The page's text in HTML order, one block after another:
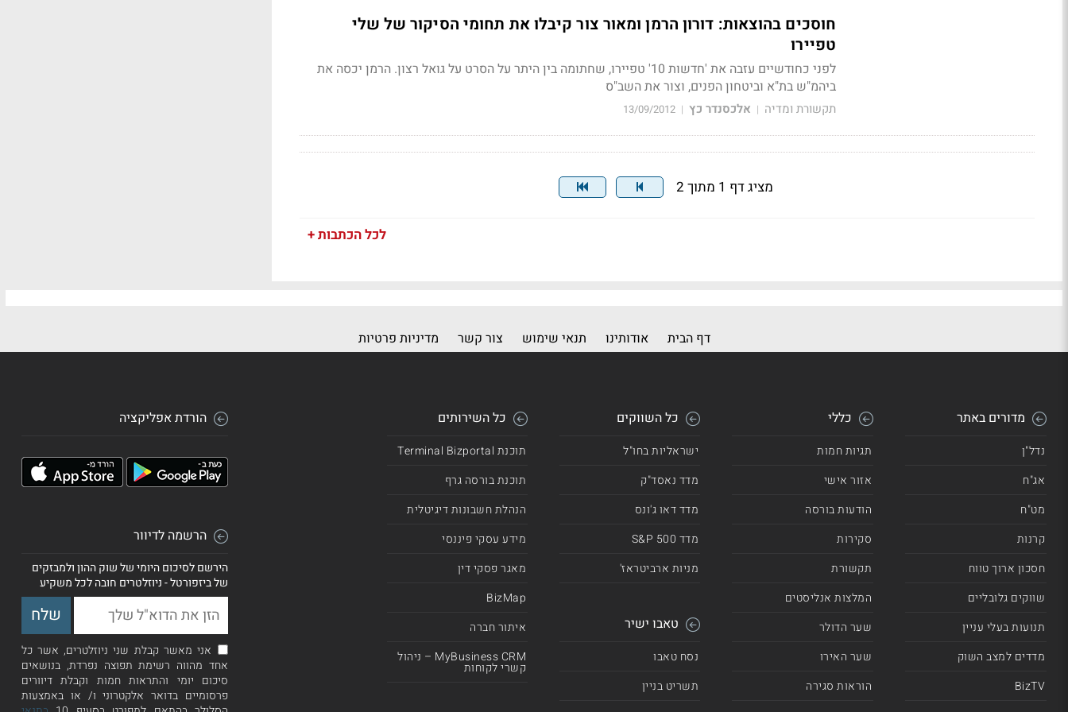
חוסכים בהוצאות: דורון הרמן ומאור צור קיבלו את תחומי הסיקור של שלי
טפיירו
לפני כחודשיים עזבה את 'חדשות 10' טפיירו, שחתומה בין היתר על הסרט על גואל רצון. הרמן יכסה את
ביהמ"ש בת"א וביטחון הפנים, וצור את השב"ס
תקשורת ומדיה | אלכסנדר כץ |
13/09/2012
מציג דף 1 מתוך 2
לכל הכתבות +
דף הבית אודותינו תנאי שימוש צור קשר מדיניות פרטיות
מדורים באתר
נדל"ן
אג"ח
מט"ח
קרנות
חסכון ארוך טווח
שווקים גלובליים
תנועות בעלי עניין
מדדים למצב השוק
BizTV
כללי
תגיות חמות
אזור אישי
הודעות בורסה
סקירות
תקשורת
המלצות אנליסטים
שער הדולר
שער האירו
הוראות סגירה
כל השווקים
ישראליות בחו"ל
מדד נאסד"ק
מדד דאו ג'ונס
מדד 500 S&P
מניות ארביטראז'
טאבו ישיר
נסח טאבו
תשריט בניין
כל השירותים
תוכנת Terminal Bizportal
תוכנת בורסה גרף
הנהלת חשבונות דיגיטלית
מידע עסקי פיננסי
מאגר פסקי דין
BizMap
איתור חברה
MyBusiness CRM – ניהול
קשרי לקוחות
הורדת אפליקציה
הרשמה לדיוור
הירשם לסיכום היומי של שוק ההון ולמבזקים
של ביזפורטל - ניוזלטרים חובה לכל משקיע
אני מאשר קבלת שני ניוזלטרים, אשר כל
אחד מהווה רשימת תפוצה נפרדת, בנושאים
סיכום יומי והתראות חמות וקבלת דיוורים
פרסומיים בדואר אלקטרוני ו/ או באמצעות